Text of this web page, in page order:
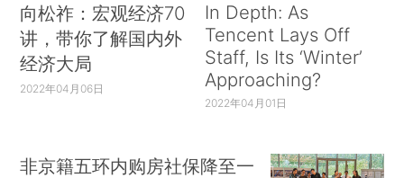
向松祚：宏观经济70
讲，带你了解国内外
经济大局
2022年04月06日
In Depth: As
Tencent Lays Off
Staff, Is Its ‘Winter’
Approaching?
2022年04月01日
非京籍五环内购房社保降至一